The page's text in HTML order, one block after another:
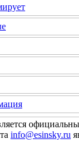
info@esinsky.ru